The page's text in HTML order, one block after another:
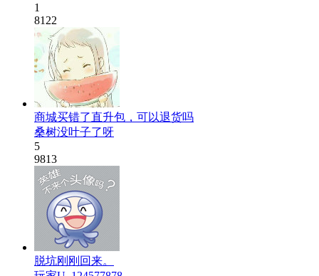
1
8122
商城买错了直升包，可以退货吗
桑树没叶子了呀
5
9813
脱坑刚刚回来。